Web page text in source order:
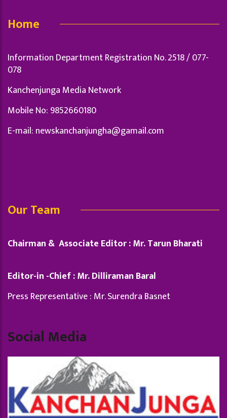
Home
Information Department Registration No. 2518 / 077-
078
Kanchenjunga Media Network
Mobile No: 9852660180
E-mail: newskanchanjungha@gamail.com
Our Team
Chairman & Associate Editor : Mr. Tarun Bharati
Editor-in -Chief : Mr. Dilliraman Baral
Press Representative : Mr. Surendra Basnet
Social Media